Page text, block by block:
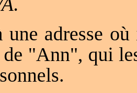
adresse
"Ann", qui